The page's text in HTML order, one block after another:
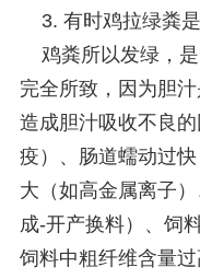
3. 有时鸡拉绿粪是
鸡粪所以发绿，是
完全所致，因为胆
造成胆汁吸收不良
疫）、肠道蠕动过
大（如高金属离子
成-开产换料）、饲
饲料中粗纤维含量过